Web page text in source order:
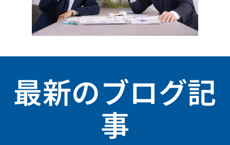
最新のブログ記
事